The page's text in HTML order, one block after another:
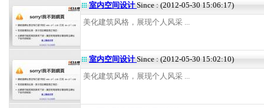
室内空间设计Since : (2012-05-30 15:06:17)
美化建筑风格，展现个人风采 ...
室内空间设计Since : (2012-05-30 15:02:10)
美化建筑风格，展现个人风采 ...